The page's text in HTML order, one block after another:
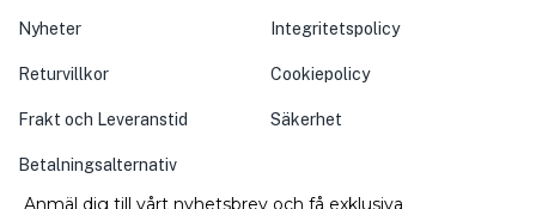
Nyheter
Returvillkor
Frakt och Leveranstid
Betalningsalternativ
Integritetspolicy
Cookiepolicy
Säkerhet
Anmäl dig till vårt nyhetsbrev och få exklusiva